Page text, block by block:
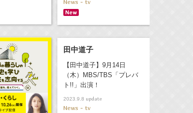
News - tv
田中道子
【田中道子】9月14日
（木）MBS/TBS「プレバ
ト!!」出演！
2023.9.8 update
News - tv